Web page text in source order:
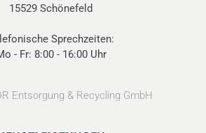
15529 Schönefeld
Sprechzeiten:
- Fr: 8:00 - 16:00 Uhr
Entsorgung & Recycling GmbH